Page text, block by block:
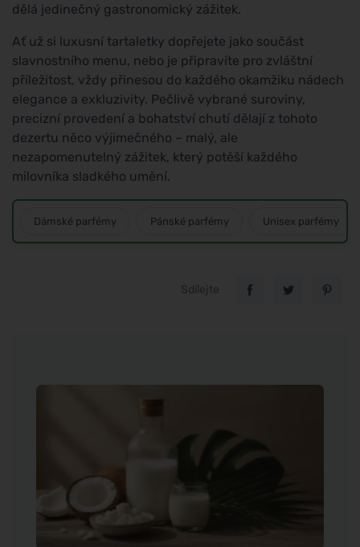
dělá jedinečný gastronomický zážitek.
Ať už si luxusní tartaletky dopřejete jako součást
slavnostního menu, nebo je připravíte pro zvláštní
příležitost, vždy přinesou do každého okamžiku nádech
elegance a exkluzivity. Pečlivě vybrané suroviny,
precizní provedení a bohatství chutí dělají z tohoto
dezertu něco výjimečného – malý, ale
nezapomenutelný zážitek, který potěší každého
milovníka sladkého umění.
Dámské parfémy Pánské parfémy Unisex parfémy
Sdílejte